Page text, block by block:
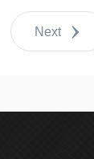
Next